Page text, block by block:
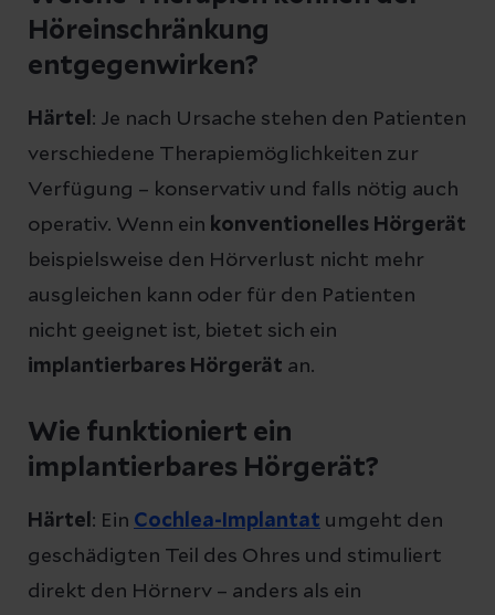
Höreinschränkung
entgegenwirken?
Härtel : Je nach Ursache stehen den Patienten
verschiedene Therapiemöglichkeiten zur
Verfügung – konservativ und falls nötig auch
operativ. Wenn ein konventionelles Hörgerät
beispielsweise den Hörverlust nicht mehr
ausgleichen kann oder für den Patienten
nicht geeignet ist, bietet sich ein
implantierbares Hörgerät an.
Wie funktioniert ein
implantierbares Hörgerät?
Härtel : Ein Cochlea-Implantat umgeht den
geschädigten Teil des Ohres und stimuliert
direkt den Hörnerv – anders als ein